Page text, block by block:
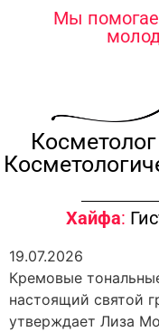
содержимому
Мы
Хайфа:
19.07.2026
Кремовые
настоящий святой
утверждает Лиза